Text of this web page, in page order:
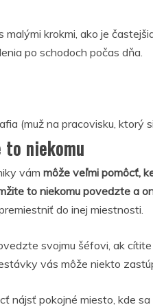
malými krokmi, ako je
po schodoch počas dňa.
(muž na pracovisku, ktorý
to niekomu
vám môže veľmi pomôcť,
to niekomu povedzte a
do inej miestnosti.
svojmu šéfovi, ak
vás môže niekto
nájsť pokojné miesto, kde